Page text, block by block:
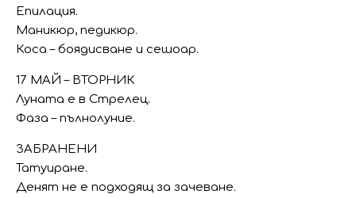
Епилация.
Маникюр, педикюр.
Коса – боядисване и сешоар.
17 МАЙ – ВТОРНИК
Луната е в Стрелец.
Фаза – пълнолуние.
ЗАБРАНЕНИ
Татуиране.
Денят не е подходящ за зачеване.